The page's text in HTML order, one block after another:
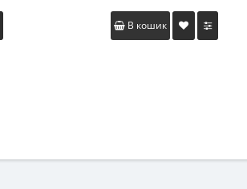
В кошик